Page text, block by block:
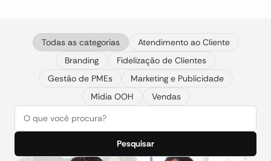
Todas as categorias
Atendimento ao Cliente
Branding
Fidelização de Clientes
Gestão de PMEs
Marketing e Publicidade
Mídia OOH
Vendas
Pesquisar